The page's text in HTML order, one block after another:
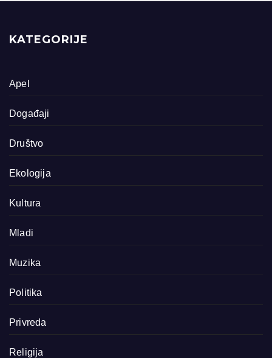
KATEGORIJE
Apel
Događaji
Društvo
Ekologija
Kultura
Mladi
Muzika
Politika
Privreda
Religija